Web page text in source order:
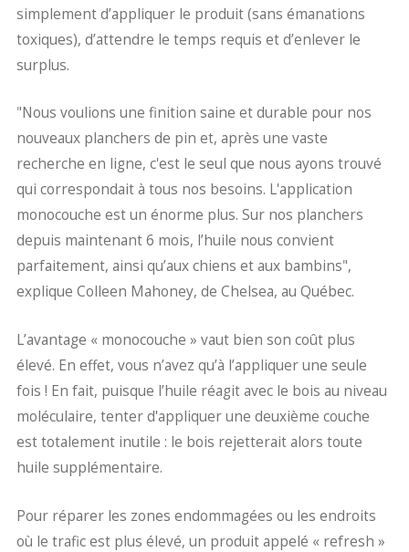
simplement d’appliquer le produit (sans émanations
toxiques), d’attendre le temps requis et d’enlever le
surplus.
"Nous voulions une finition saine et durable pour nos
nouveaux planchers de pin et, après une vaste
recherche en ligne, c'est le seul que nous ayons trouvé
qui correspondait à tous nos besoins. L'application
monocouche est un énorme plus. Sur nos planchers
depuis maintenant 6 mois, l’huile nous convient
parfaitement, ainsi qu’aux chiens et aux bambins",
explique Colleen Mahoney, de Chelsea, au Québec.
L’avantage « monocouche » vaut bien son coût plus
élevé. En effet, vous n’avez qu’à l’appliquer une seule
fois ! En fait, puisque l’huile réagit avec le bois au niveau
moléculaire, tenter d'appliquer une deuxième couche
est totalement inutile : le bois rejetterait alors toute
huile supplémentaire.
Pour réparer les zones endommagées ou les endroits
où le trafic est plus élevé, un produit appelé « refresh »